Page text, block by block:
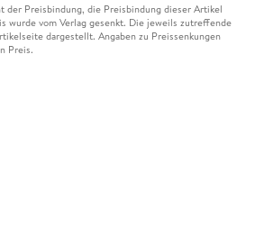
der Preisbindung, die Preisbindung dieser Artikel
wurde vom Verlag gesenkt. Die jeweils zutreffende
dargestellt. Angaben zu Preissenkungen
Preis.